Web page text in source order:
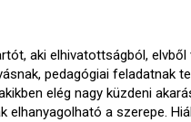
aki elhivatottságból,
pedagógiai feladatnak
elég nagy küzdeni
elhanyagolható a szerepe.